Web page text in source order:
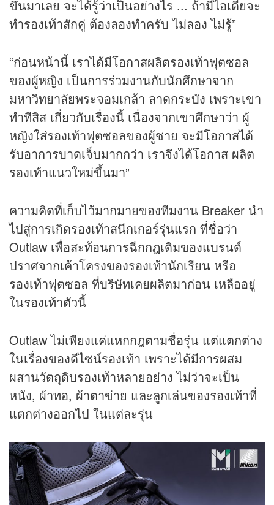
ขึ้นมาเลย จะได้รู้ว่าเป็นอย่างไร ... ถ้ามีไอเดียจะ
ทำรองเท้าสักคู่ ต้องลองทำครับ ไม่ลอง ไม่รู้”
“ก่อนหน้านี้ เราได้มีโอกาสผลิตรองเท้าฟุตซอล
ของผู้หญิง เป็นการร่วมงานกับนักศึกษาจาก
มหาวิทยาลัยพระจอมเกล้า ลาดกระบัง เพราะเขา
ทำทีสิส เกี่ยวกับเรื่องนี้ เนื่องจากเขาศึกษาว่า ผู้
หญิงใส่รองเท้าฟุตซอลของผู้ชาย จะมีโอกาสได้
รับอาการบาดเจ็บมากกว่า เราจึงได้โอกาส ผลิต
รองเท้าแนวใหม่ขึ้นมา”
ความคิดที่เก็บไว้มากมายของทีมงาน Breaker นำ
ไปสู่การเกิดรองเท้าสนีกเกอร์รุ่นแรก ที่ชื่อว่า
Outlaw เพื่อสะท้อนการฉีกกฎเดิมของแบรนด์
ปราศจากเค้าโครงของรองเท้านักเรียน หรือ
รองเท้าฟุตซอล ที่บริษัทเคยผลิตมาก่อน เหลืออยู่
ในรองเท้าตัวนี้
Outlaw ไม่เพียงแค่แหกกฎตามชื่อรุ่น แต่แตกต่าง
ในเรื่องของดีไซน์รองเท้า เพราะได้มีการผสม
ผสานวัตถุดิบรองเท้าหลายอย่าง ไม่ว่าจะเป็น
หนัง, ผ้าทอ, ผ้าตาข่าย และลูกเล่นของรองเท้าที่
แตกต่างออกไป ในแต่ละรุ่น